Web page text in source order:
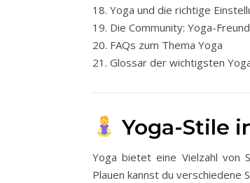
Yoga und die richtige
Die Community: Yoga-
FAQs zum Thema Yoga
Glossar der wichtigsten
Yoga-Stile
Yoga bietet eine Vielzahl von
Plauen kannst du verschiedene